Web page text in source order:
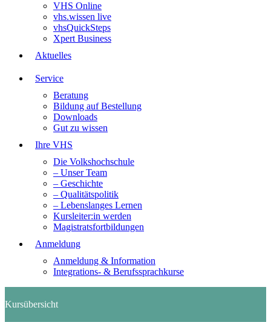
VHS Online
vhs.wissen live
vhsQuickSteps
Xpert Business
Aktuelles
Service
Beratung
Bildung auf Bestellung
Downloads
Gut zu wissen
Ihre VHS
Die Volkshochschule
– Unser Team
– Geschichte
– Qualitätspolitik
– Lebenslanges Lernen
Kursleiter:in werden
Magistratsfortbildungen
Anmeldung
Anmeldung & Information
Integrations- & Berufssprachkurse